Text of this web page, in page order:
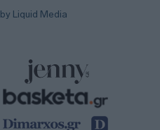
Liquid Media